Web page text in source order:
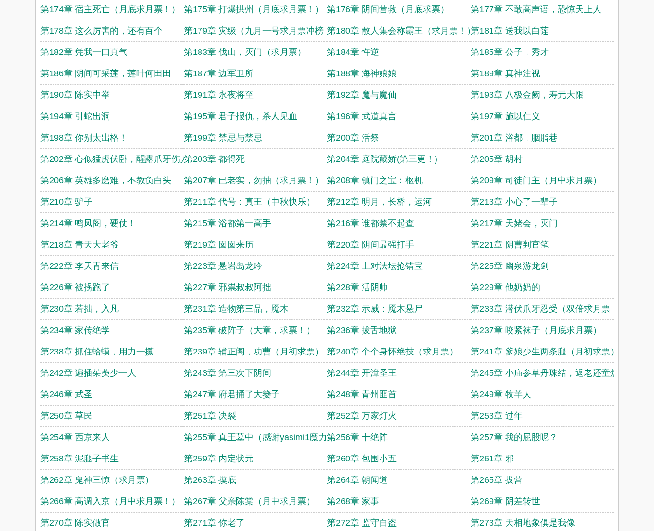
第174章 宿主死亡（月底求月票！） 第175章 打爆拱州（月底求月票！） 第176章 阴间营救（月底求票） 第177章 不敢高声语，恐惊天上人
第178章 这么厉害的，还有百个 第179章 灾级（九月一号求月票冲榜！）第180章 散人集会称霸王（求月票！）第181章 送我以白莲
第182章 凭我一口真气 第183章 伐山，灭门（求月票） 第184章 忤逆 第185章 公子，秀才
第186章 阴间可采莲，莲叶何田田 第187章 边军卫所 第188章 海神娘娘 第189章 真神注视
第190章 陈实中举 第191章 永夜将至 第192章 魔与魔仙 第193章 八极金阙，寿元大限
第194章 引蛇出洞 第195章 君子报仇，杀人见血 第196章 武道真言 第197章 施以仁义
第198章 你别太出格！ 第199章 禁忌与禁忌 第200章 活祭 第201章 浴都，胭脂巷
第202章 心似猛虎伏卧，醒露爪牙伤人第203章 都得死 第204章 庭院藏娇(第三更！) 第205章 胡村
第206章 英雄多磨难，不教负白头 第207章 已老实，勿抽（求月票！） 第208章 镇门之宝：枢机 第209章 司徒门主（月中求月票）
第210章 驴子 第211章 代号：真王（中秋快乐） 第212章 明月，长桥，运河 第213章 小心了一辈子
第214章 鸣凤阁，硬仗！ 第215章 浴都第一高手 第216章 谁都禁不起查 第217章 天姥会，灭门
第218章 青天大老爷 第219章 囡囡来历 第220章 阴间最强打手 第221章 阴曹判官笔
第222章 李天青来信 第223章 悬岩岛龙吟 第224章 上对法坛抢错宝 第225章 幽泉游龙剑
第226章 被拐跑了 第227章 邪祟叔叔阿拙 第228章 活阴帅 第229章 他奶奶的
第230章 若拙，入凡 第231章 造物第三品，魇木 第232章 示威：魇木悬尸 第233章 潜伏爪牙忍受（双倍求月票！）
第234章 家传绝学 第235章 破阵子（大章，求票！） 第236章 拔舌地狱 第237章 咬紧袜子（月底求月票）
第238章 抓住蛤蟆，用力一攥 第239章 辅正阁，功曹（月初求票） 第240章 个个身怀绝技（求月票） 第241章 爹娘少生两条腿（月初求票）
第242章 遍插茱萸少一人 第243章 第三次下阴间 第244章 开漳圣王 第245章 小庙参草丹珠结，返老还童炼长生
第246章 武圣 第247章 府君捅了大篓子 第248章 青州匪首 第249章 牧羊人
第250章 草民 第251章 决裂 第252章 万家灯火 第253章 过年
第254章 西京来人 第255章 真王墓中（感谢yasimi1魔力飞车）第256章 十绝阵 第257章 我的屁股呢？
第258章 泥腿子书生 第259章 内定状元 第260章 包围小五 第261章 邪
第262章 鬼神三惊（求月票） 第263章 摸底 第264章 朝闻道 第265章 拔营
第266章 高调入京（月中求月票！） 第267章 父亲陈棠（月中求月票） 第268章 家事 第269章 阴差转世
第270章 陈实做官 第271章 你老了 第272章 监守自盗 第273章 天相地象俱是我像